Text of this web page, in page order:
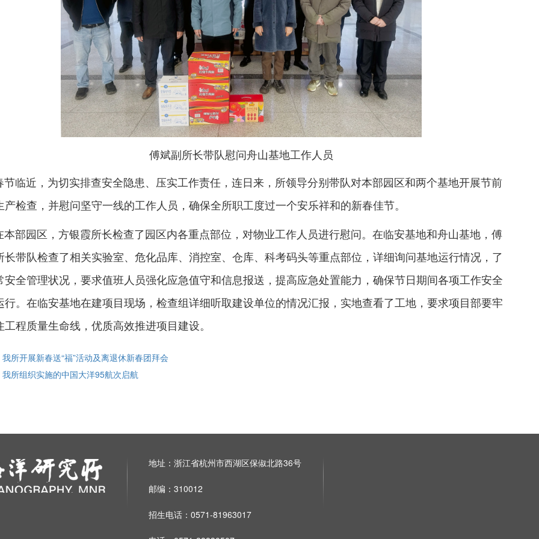
傅斌副所长带队慰问舟山基地工作人员
节临近，为切实排查安全隐患、压实工作责任，连日来， 所领导分别带队对本部园区和两个基地开展节前
产检查， 并慰问坚守一线的工作人员，确保全所职工度过一个安乐祥和的新春佳节。
本部园区 ，方银霞所长检查了园区内各重点部位，对物业工作人员进行慰问。在临安基地和舟山基地，傅
长带队检查了相关实验室、危化品库、消控室、仓库、科考码头等重点部位，详细询问基地运行情况，了
安全管理状况，要求值班人员强化应急值守和信息报送，提高应急处置能力，确保节日期间各项工作安全
。 在临安基地在建项目现场，检查组详细听取建设单位的情况汇报，实地查看了工地，要求项目部要牢
工程质量生命线，优质高效推进项目建设。
我所开展新春送“福”活动及离退休新春团拜会
所组织实施的中国大洋95航次启航
地址：浙江省杭州市西湖区保俶北路36号
邮编：310012
招生电话：0571-81963017